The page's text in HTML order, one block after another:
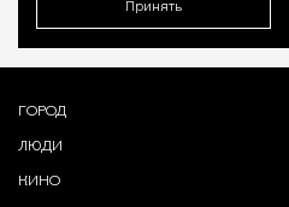
Принять
ГОРОД
ЛЮДИ
КИНО